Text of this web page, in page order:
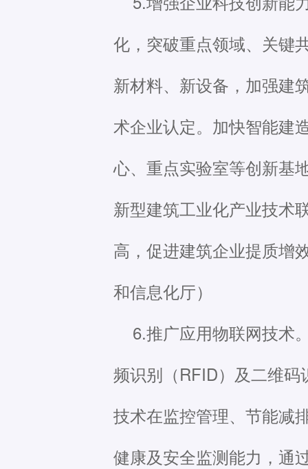
化，突破重点领域、关键
新材料、新设备，加强建
术企业认定。加快智能建
心、重点实验室等创新基
新型建筑工业化产业技术
高，促进建筑企业提质增
和信息化厅）
6.推广应用物联网技术
频识别（RFID）及二维
技术在监控管理、节能减
健康及安全监测能力，通